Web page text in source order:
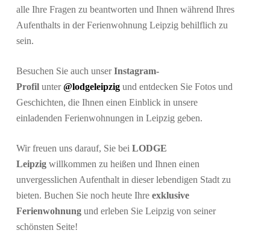
alle Ihre Fragen zu beantworten und Ihnen während Ihres
Aufenthalts in der Ferienwohnung Leipzig behilflich zu
sein.
Besuchen Sie auch unserInstagram-
Profilunter@lodgeleipzig und entdecken Sie Fotos und
Geschichten, die Ihnen einen Einblick in unsere
einladenden Ferienwohnungen in Leipzig geben.
Wir freuen uns darauf, Sie bei LODGE
Leipzigwillkommen zu heißen und Ihnen einen
unvergesslichen Aufenthalt in dieser lebendigen Stadt zu
bieten. Buchen Sie noch heute Ihre exklusive
Ferienwohnungund erleben Sie Leipzig von seiner
schönsten Seite!